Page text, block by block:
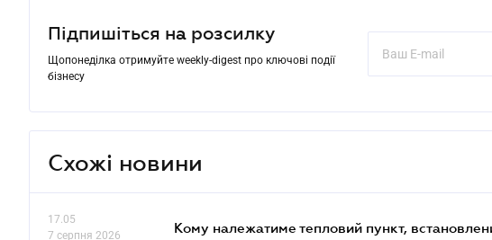
Підпишіться на розсилку
Щопонеділка отримуйте weekly-digest про ключові події
бізнесу
Схожі новини
17.05
7 серпня 2026
Кому належатиме тепловий пункт,